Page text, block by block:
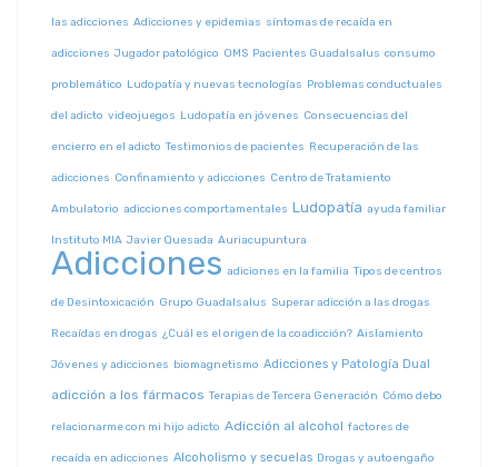
las adicciones Adicciones y epidemias síntomas de recaída en
adicciones Jugador patológico OMS Pacientes Guadalsalus consumo
problemático Ludopatía y nuevas tecnologías Problemas conductuales
del adicto videojuegos Ludopatía en jóvenes Consecuencias del
encierro en el adicto Testimonios de pacientes Recuperación de las
adicciones Confinamiento y adicciones Centro de Tratamiento
Ambulatorio adicciones comportamentales Ludopatía ayuda familiar
Instituto MIA Javier Quesada Auriacupuntura
Adicciones adiciones en la familia Tipos de centros
de Desintoxicación Grupo Guadalsalus Superar adicción a las drogas
Recaídas en drogas ¿Cuál es el origen de la coadicción? Aislamiento
Jóvenes y adicciones biomagnetismo Adicciones y Patología Dual
adicción a los fármacos Terapias de Tercera Generación Cómo debo
relacionarme con mi hijo adicto Adicción al alcohol factores de
recaída en adicciones Alcoholismo y secuelas Drogas y autoengaño